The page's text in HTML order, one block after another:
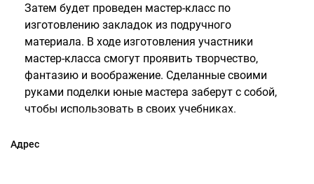
Затем будет проведен мастер-класс по
изготовлению закладок из подручного
материала. В ходе изготовления участники
мастер-класса смогут проявить творчество,
фантазию и воображение. Сделанные своими
руками поделки юные мастера заберут с собой,
чтобы использовать в своих учебниках.
Адрес